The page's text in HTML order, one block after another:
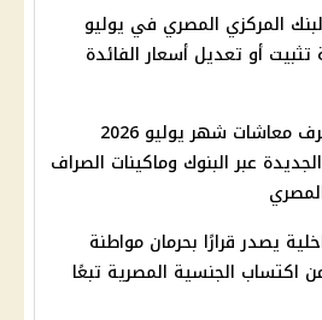
المركزي المصري في يوليو
أو تعديل أسعار الفائدة
موعد صرف معاشات شهر يوليو 2026
الجديدة عبر البنوك وماكينات الصراف
يصدر قرارًا بحرمان مواطنة
اكتساب الجنسية المصرية تبعًا